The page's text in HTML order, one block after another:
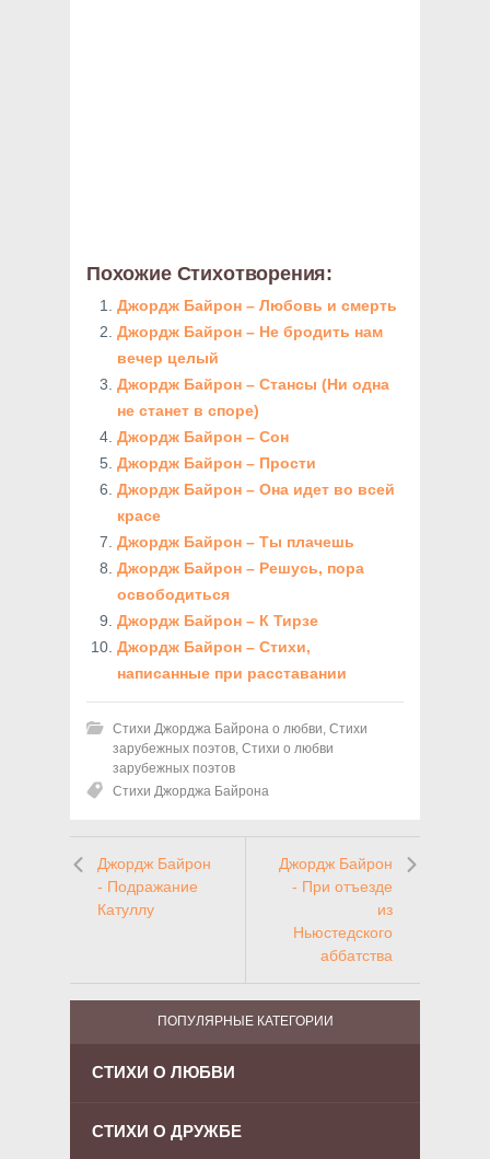
Похожие Стихотворения:
Джордж Байрон – Любовь и смерть
Джордж Байрон – Не бродить нам
вечер целый
Джордж Байрон – Стансы (Ни одна
не станет в споре)
Джордж Байрон – Сон
Джордж Байрон – Прости
Джордж Байрон – Она идет во всей
красе
Джордж Байрон – Ты плачешь
Джордж Байрон – Решусь, пора
освободиться
Джордж Байрон – К Тирзе
Джордж Байрон – Стихи,
написанные при расставании
Стихи Джорджа Байрона о любви, Стихи
зарубежных поэтов, Стихи о любви
зарубежных поэтов
Стихи Джорджа Байрона
Джордж Байрон
- Подражание
Катуллу
Джордж Байрон
- При отъезде
из
Ньюстедского
аббатства
ПОПУЛЯРНЫЕ КАТЕГОРИИ
СТИХИ О ЛЮБВИ
СТИХИ О ДРУЖБЕ